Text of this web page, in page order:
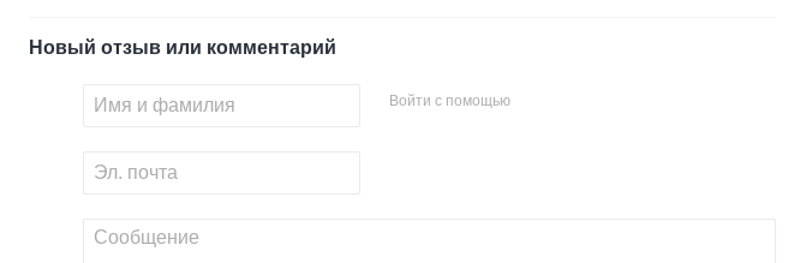
Новый отзыв или комментарий
Войти с помощью